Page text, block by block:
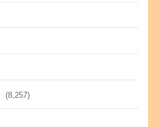
(8,257)